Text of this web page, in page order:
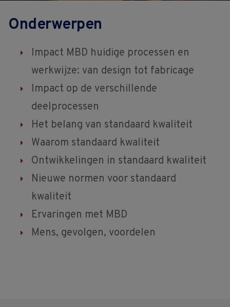
Onderwerpen
Impact MBD huidige processen en
werkwijze: van design tot fabricage
Impact op de verschillende
deelprocessen
Het belang van standaard kwaliteit
Waarom standaard kwaliteit
Ontwikkelingen in standaard kwaliteit
Nieuwe normen voor standaard
kwaliteit
Ervaringen met MBD
Mens, gevolgen, voordelen